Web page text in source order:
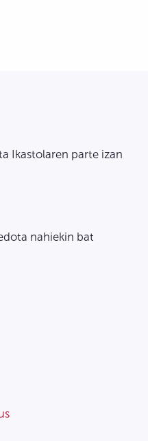
Ikastolaren parte izan
nahiekin bat